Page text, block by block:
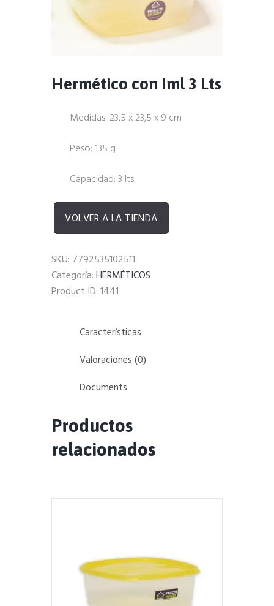
Hermético con Iml 3 Lts
Medidas: 23,5 x 23,5 x 9 cm
Peso: 135 g
Capacidad: 3 lts
VOLVER A LA TIENDA
SKU: 7792535102511
Categoría:HERMÉTICOS
Product ID:1441
Características
Valoraciones (0)
Documents
Productos
relacionados